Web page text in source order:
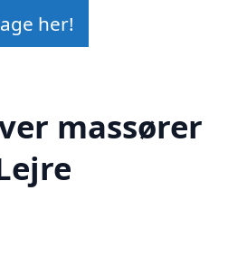
her!
massører